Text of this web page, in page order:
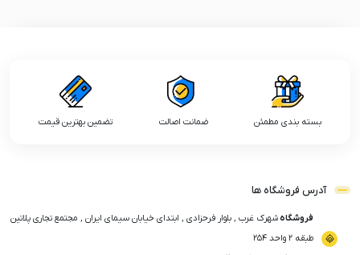
بسته بندی مطمئن ضمانت اصالت تضمین بهترین قیمت
آدرس فروشگاه ها
فروشگاهشهرک غرب , بلوار فرحزادی , ابتدای خیابان سیمای ایران , مجتمع تجاری پلاتین
طبقه ۲ واحد ۲۵۴